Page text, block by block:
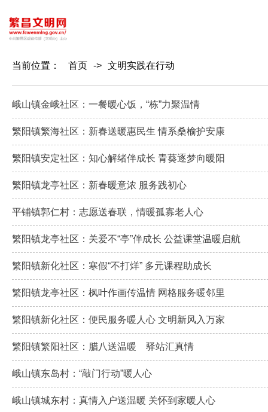
当前位置： 首页 -> 文明实践在行动
峨山镇金峨社区：一餐暖心饭，“栋”力聚温情
繁阳镇繁海社区：新春送暖惠民生 情系桑榆护安康
繁阳镇安定社区：知心解绪伴成长 青葵逐梦向暖阳
繁阳镇龙亭社区：新春暖意浓 服务践初心
平铺镇郭仁村：志愿送春联，情暖孤寡老人心
繁阳镇龙亭社区：关爱不“亭”伴成长 公益课堂温暖启航
繁阳镇新化社区：寒假“不打烊” 多元课程助成长
繁阳镇龙亭社区：枫叶作画传温情 网格服务暖邻里
繁阳镇新化社区：便民服务暖人心 文明新风入万家
繁阳镇繁阳社区：腊八送温暖 驿站汇真情
峨山镇东岛村：“敲门行动”暖人心
峨山镇城东村：真情入户送温暖 关怀到家暖人心